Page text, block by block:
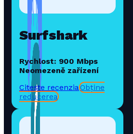
Surfshark
Rychlost: 900 Mbps
Neomezeně zařízení
Citește recenziaObține
reducerea